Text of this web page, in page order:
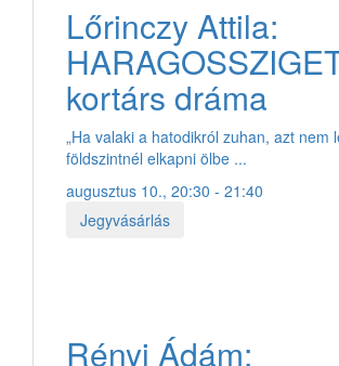
Lőrinczy Attila:
kortárs dráma
„Ha valaki a hatodikról zuhan, azt nem
földszintnél elkapni ölbe ...
augusztus 10., 20:30 - 21:40
Jegyvásárlás
Rényi Ádám: